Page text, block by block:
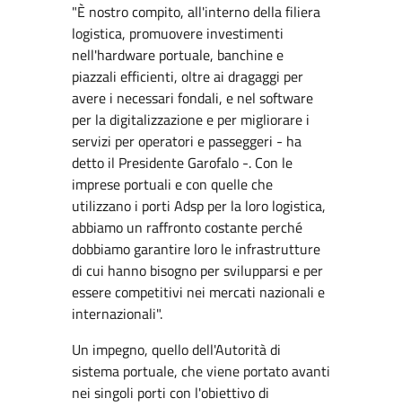
"È nostro compito, all'interno della filiera
logistica, promuovere investimenti
nell'hardware portuale, banchine e
piazzali efficienti, oltre ai dragaggi per
avere i necessari fondali, e nel software
per la digitalizzazione e per migliorare i
servizi per operatori e passeggeri - ha
detto il Presidente Garofalo -. Con le
imprese portuali e con quelle che
utilizzano i porti Adsp per la loro logistica,
abbiamo un raffronto costante perché
dobbiamo garantire loro le infrastrutture
di cui hanno bisogno per svilupparsi e per
essere competitivi nei mercati nazionali e
internazionali".
Un impegno, quello dell'Autorità di
sistema portuale, che viene portato avanti
nei singoli porti con l'obiettivo di